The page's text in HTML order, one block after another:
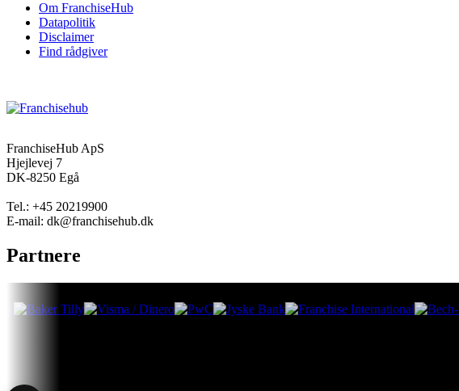
Om FranchiseHub
Datapolitik
Disclaimer
Find rådgiver
FranchiseHub ApS
Hjejlevej 7
DK-8250 Egå
Tel.: +45 20219900
E-mail: dk@franchisehub.dk
Partnere